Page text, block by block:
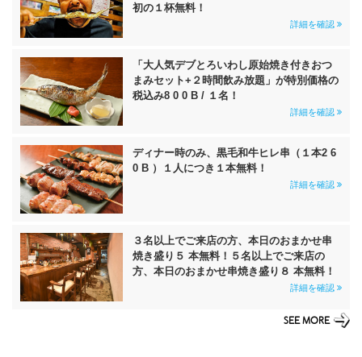
初の１杯無料！
詳細を確認
「大人気デブとろいわし原始焼き付きおつ
まみセット+２時間飲み放題」が特別価格の
税込み8 0 0 B / １名！
詳細を確認
ディナー時のみ、黒毛和牛ヒレ串（１本2 6
0 B ）１人につき１本無料！
詳細を確認
３名以上でご来店の方、本日のおまかせ串
焼き盛り５ 本無料！５名以上でご来店の
方、本日のおまかせ串焼き盛り８ 本無料！
詳細を確認
SEE MORE